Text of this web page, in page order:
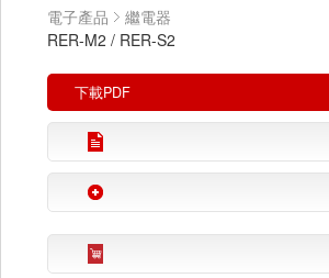
電子產品
繼電器
RER-M2 / RER-S2
下載PDF